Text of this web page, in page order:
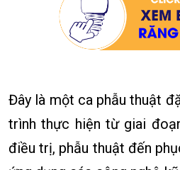
Đây là một ca phẫu thuật
trình thực hiện từ giai
điều trị, phẫu thuật đến